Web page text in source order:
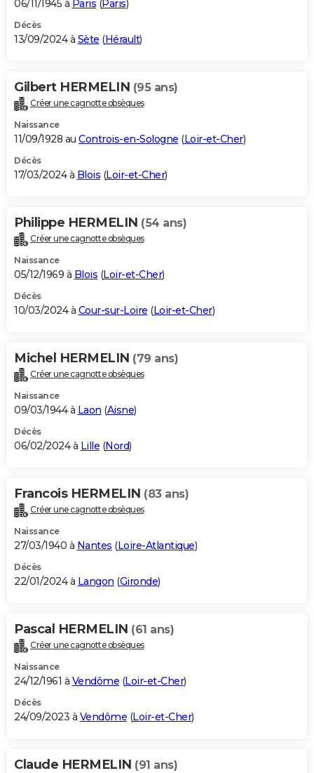
06/11/1945 à Paris (Paris)
Décès
13/09/2024 à Sète (Hérault)
Gilbert HERMELIN (95 ans)
Créer une cagnotte obsèques
Naissance
11/09/1928 au Controis-en-Sologne (Loir-et-Cher)
Décès
17/03/2024 à Blois (Loir-et-Cher)
Philippe HERMELIN (54 ans)
Créer une cagnotte obsèques
Naissance
05/12/1969 à Blois (Loir-et-Cher)
Décès
10/03/2024 à Cour-sur-Loire (Loir-et-Cher)
Michel HERMELIN (79 ans)
Créer une cagnotte obsèques
Naissance
09/03/1944 à Laon (Aisne)
Décès
06/02/2024 à Lille (Nord)
Francois HERMELIN (83 ans)
Créer une cagnotte obsèques
Naissance
27/03/1940 à Nantes (Loire-Atlantique)
Décès
22/01/2024 à Langon (Gironde)
Pascal HERMELIN (61 ans)
Créer une cagnotte obsèques
Naissance
24/12/1961 à Vendôme (Loir-et-Cher)
Décès
24/09/2023 à Vendôme (Loir-et-Cher)
Claude HERMELIN (91 ans)